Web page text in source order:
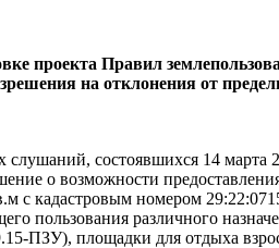
проекта Правил
на отклонения от
слушаний, состоявшихся 14 марта
о возможности
с кадастровым номером
пользования различного
ПЗУ), площадки для отдыха